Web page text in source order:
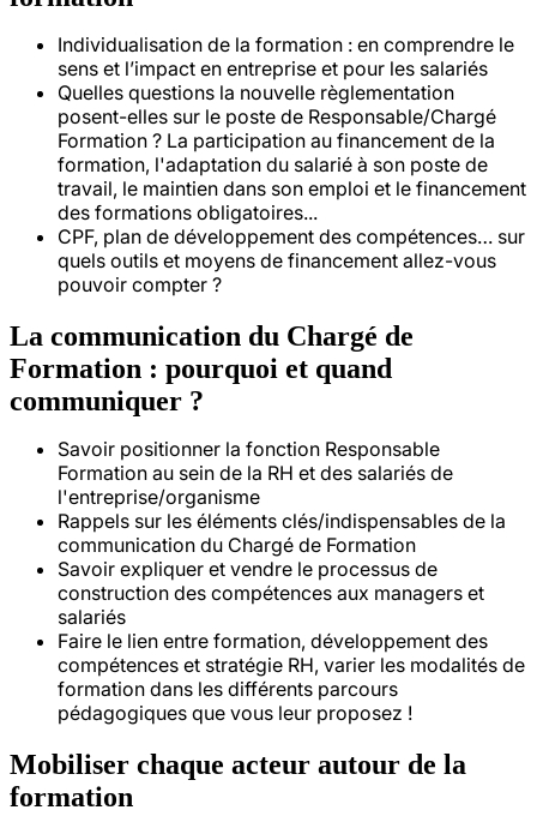
Individualisation de la formation : en comprendre le
sens et l’impact en entreprise et pour les salariés
Quelles questions la nouvelle règlementation
posent-elles sur le poste de Responsable/Chargé
Formation ? La participation au financement de la
formation, l'adaptation du salarié à son poste de
travail, le maintien dans son emploi et le financement
des formations obligatoires...
CPF, plan de développement des compétences… sur
quels outils et moyens de financement allez-vous
pouvoir compter ?
La communication du Chargé de
Formation : pourquoi et quand
communiquer ?
Savoir positionner la fonction Responsable
Formation au sein de la RH et des salariés de
l'entreprise/organisme
Rappels sur les éléments clés/indispensables de la
communication du Chargé de Formation
Savoir expliquer et vendre le processus de
construction des compétences aux managers et
salariés
Faire le lien entre formation, développement des
compétences et stratégie RH, varier les modalités de
formation dans les différents parcours
pédagogiques que vous leur proposez !
Mobiliser chaque acteur autour de la
formation